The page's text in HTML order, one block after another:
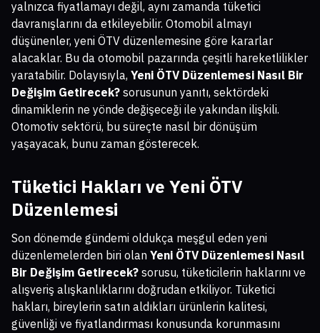
yalnızca fiyatlamayı değil, aynı zamanda tüketici
davranışlarını da etkileyebilir. Otomobil almayı
düşünenler, yeni ÖTV düzenlemesine göre kararlar
alacaklar. Bu da otomobil pazarında çeşitli hareketlilikler
yaratabilir. Dolayısıyla, Yeni ÖTV Düzenlemesi Nasıl Bir
Değişim Getirecek? sorusunun yanıtı, sektördeki
dinamiklerin ne yönde değişeceği ile yakından ilişkili.
Otomotiv sektörü, bu süreçte nasıl bir dönüşüm
yaşayacak, bunu zaman gösterecek.
Tüketici Hakları ve Yeni ÖTV
Düzenlemesi
Son dönemde gündemi oldukça meşgul eden yeni
düzenlemelerden biri olan Yeni ÖTV Düzenlemesi Nasıl
Bir Değişim Getirecek? sorusu, tüketicilerin haklarını ve
alışveriş alışkanlıklarını doğrudan etkiliyor. Tüketici
hakları, bireylerin satın aldıkları ürünlerin kalitesi,
güvenliği ve fiyatlandırması konusunda korunmasını